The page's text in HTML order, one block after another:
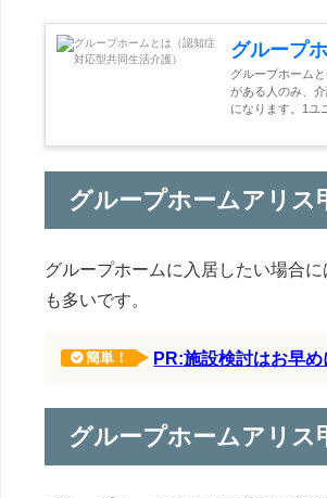
グループ
グループホーム
がある人のみ、
になります。1ユ
グループホームアリス
グループホームに入居したい場合
も多いです。
簡単！ PR:施設検討はお早
グループホームアリス